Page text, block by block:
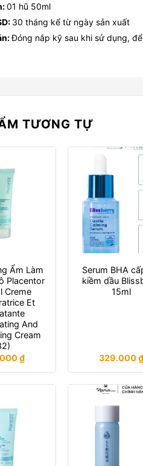
01 hũ 50ml
30 tháng kể từ ngày sản xuất
Đóng nắp kỹ sau khi sử dụng,
TƯƠNG TỰ
Ẩm Làm
Placentor
Creme
Et
And
Cream
₫
Serum BHA
kiềm dầu
15ml
329.000₫